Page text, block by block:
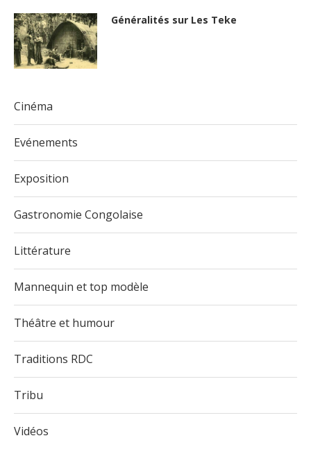
Généralités sur Les Teke
Cinéma
Evénements
Exposition
Gastronomie Congolaise
Littérature
Mannequin et top modèle
Théâtre et humour
Traditions RDC
Tribu
Vidéos